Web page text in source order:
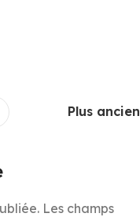
Plus ancien
Les champs